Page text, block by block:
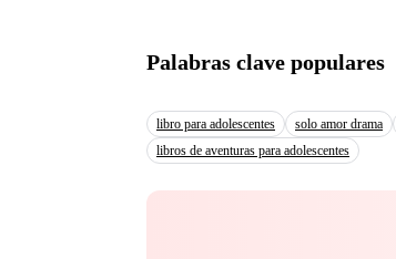
Palabras clave populares
libro para adolescentes solo amor drama
libros de aventuras para adolescentes